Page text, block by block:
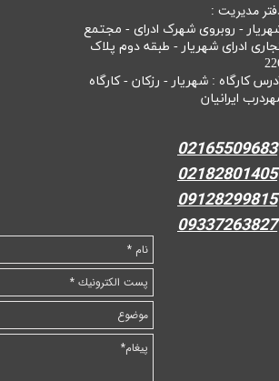
مدیریت :
- روبروی شهرک ادرای - مجتمع
ادرای شهریار - طبقه دوم پلاک
کارگاه : شهریار - رزکان - کارگاه
ایرانیان
02165509683
02182801405
09128299815
09337263827